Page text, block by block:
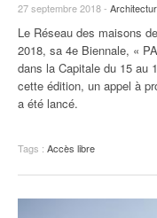
27 septembre 2018 -
Le Réseau des maisons
2018, sa 4e Biennale, «
dans la Capitale du 15 au
cette édition, un appel à
a été lancé.
Tags : Accès libre